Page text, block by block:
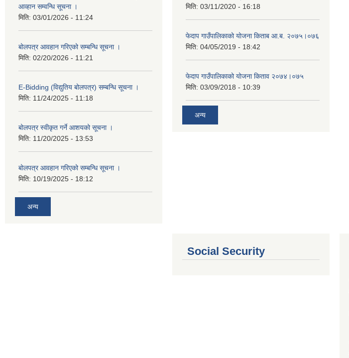
आव्हान सम्वन्धि सूचना ।
मिति: 03/01/2026 - 11:24
बोलपत्र आवहान गरिएको सम्बन्धि सूचना ।
मिति: 02/20/2026 - 11:21
E-Bidding (विद्युतिय बोलपत्र) सम्बन्धि सूचना ।
मिति: 11/24/2025 - 11:18
बोलपत्र स्वीकृत गर्ने आशयको सूचना ।
मिति: 11/20/2025 - 13:53
बोलपत्र आवहान गरिएको सम्बन्धि सूचना ।
मिति: 10/19/2025 - 18:12
अन्य
मिति: 03/11/2020 - 16:18
फेदाप गाउँपालिकाको योजना किताब आ.ब. २०७५।०७६
मिति: 04/05/2019 - 18:42
फेदाप गाउँपालिकाको योजना किताव २०७४।०७५
मिति: 03/09/2018 - 10:39
अन्य
Social Security